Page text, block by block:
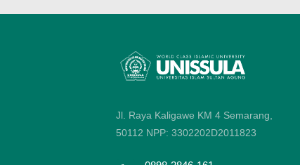
Jl. Raya Kaligawe KM 4 Semarang,
50112 NPP: 3302202D2011823